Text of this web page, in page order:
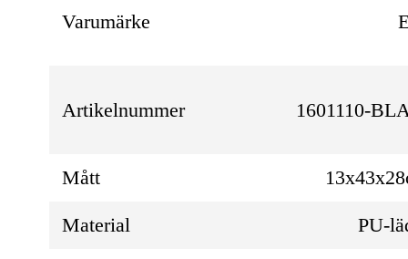
Varumärke
Artikelnummer 1601110-
Mått
Material PU-